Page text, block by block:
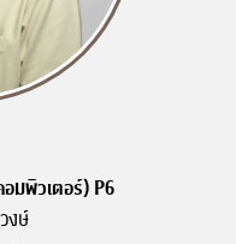
อมพิวเตอร์) P6
งษ์